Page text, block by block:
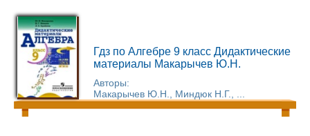
Гдз по Алгебре 9 класс Дидактические
материалы Макарычев Ю.Н.
Авторы:
Макарычев Ю.Н., Миндюк Н.Г., ...